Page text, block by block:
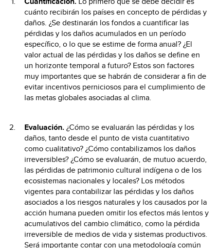
cuánto recibirán los países en concepto de pérdidas y
daños. ¿Se destinarán los fondos a cuantificar las
pérdidas y los daños acumulados en un período
específico, o lo que se estime de forma anual? ¿El
valor actual de las pérdidas y los daños se define en
un horizonte temporal a futuro? Estos son factores
muy importantes que se habrán de considerar a fin de
evitar incentivos perniciosos para el cumplimiento de
las metas globales asociadas al clima.
Evaluación.¿Cómo se evaluarán las pérdidas y los
daños, tanto desde el punto de vista cuantitativo
como cualitativo? ¿Cómo contabilizamos los daños
irreversibles? ¿Cómo se evaluarán, de mutuo acuerdo,
las pérdidas de patrimonio cultural indígena o de los
ecosistemas nacionales y locales? Los métodos
vigentes para contabilizar las pérdidas y los daños
asociados a los riesgos naturales y los causados por la
acción humana pueden omitir los efectos más lentos y
acumulativos del cambio climático, como la pérdida
irreversible de medios de vida y sistemas productivos.
Será importante contar con una metodología común